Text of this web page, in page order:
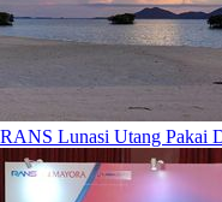
RANS Lunasi Utang Pakai